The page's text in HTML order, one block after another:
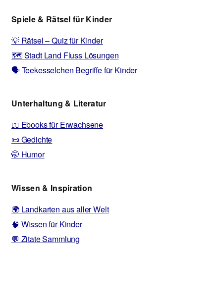
Spiele & Rätsel für Kinder
💡 Rätsel – Quiz für Kinder
🗺️ Stadt Land Fluss Lösungen
🗣️ Teekesselchen Begriffe für Kinder
Unterhaltung & Literatur
📖 Ebooks für Erwachsene
📜 Gedichte
🤭 Humor
Wissen & Inspiration
🌍 Landkarten aus aller Welt
🧠 Wissen für Kinder
💬 Zitate Sammlung